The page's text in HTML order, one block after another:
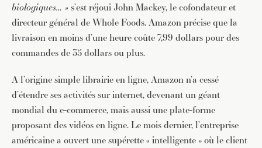
biologiques… » s’est réjoui John Mackey, le cofondateur et
directeur général de Whole Foods. Amazon précise que la
livraison en moins d’une heure coûte 7,99 dollars pour des
commandes de 35 dollars ou plus.
A l’origine simple librairie en ligne, Amazon n’a cessé
d’étendre ses activités sur internet, devenant un géant
mondial du e-commerce, mais aussi une plate-forme
proposant des vidéos en ligne. Le mois dernier, l’entreprise
américaine a ouvert une supérette « intelligente » où le client